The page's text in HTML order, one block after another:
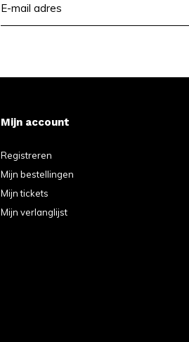
Mijn account
Registreren
Mijn bestellingen
Mijn tickets
Mijn verlanglijst